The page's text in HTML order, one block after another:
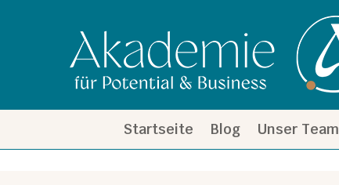
Startseite Blog Unser Team